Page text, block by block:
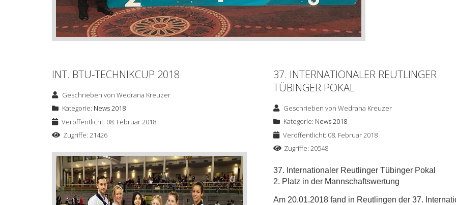
INT. BTU-TECHNIKCUP 2018
Geschrieben vonWedrana Kreuzer
Kategorie: News 2018
Veröffentlicht: 08. Februar 2018
Zugriffe: 21426
37. INTERNATIONALER REUTLINGER
TÜBINGER POKAL
Geschrieben von Wedrana Kreuzer
Kategorie: News 2018
Veröffentlicht: 08. Februar 2018
Zugriffe: 20548
37. Internationaler Reutlinger Tübinger Pokal
2. Platz in der Mannschaftswertung
Am 20.01.2018 fand in Reutlingen der 37.